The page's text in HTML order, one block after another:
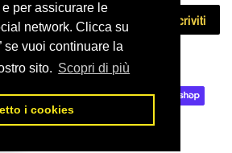
per assicurare le
network. Clicca su
se vuoi continuare la
sito. Scopri di più
i cookies
per assicurare le
network. Clicca su
se vuoi continuare la
sito. Scopri di più
i cookies
Iscriviti
Urbone Publishing. Powered by Shopify
Modalità
di